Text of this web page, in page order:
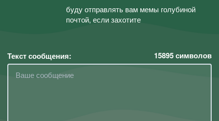
буду отправлять вам мемы голубиной
почтой, если захотите
Текст сообщения: 15895символов